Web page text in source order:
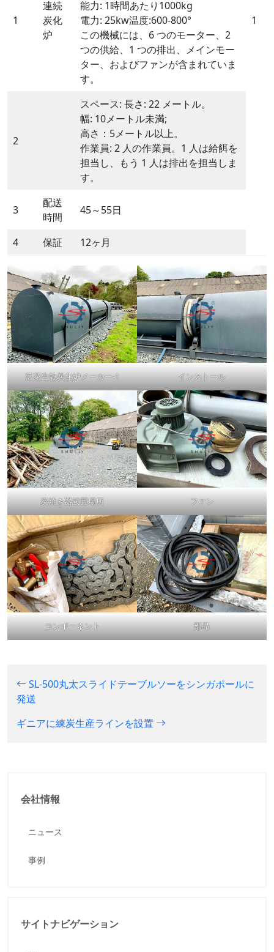
会社情報
ニュース
事例
サイトナビゲーション
1
連続
炭化
炉
能力: 1時間あたり1000kg
電力: 25kw温度:600-800°
この機械には、6 つのモーター、2
つの供給、1 つの排出、メインモー
ター、およびファンが含まれていま
す。
1
2
スペース: 長さ: 22 メートル。
幅: 10メートル未満;
高さ：5メートル以上。
作業員: 2 人の作業員。1 人は給餌を
担当し、もう 1 人は排出を担当しま
す。
3
配送
時間
45～55日
4 保証 12ヶ月
落花生殻炭化炉メーカー-1 インストール
炭焼き器設置場所 ファン
コンポーネント 部品
SL-500丸太スライドテーブルソーをシンガポールに
発送
ギニアに練炭生産ラインを設置